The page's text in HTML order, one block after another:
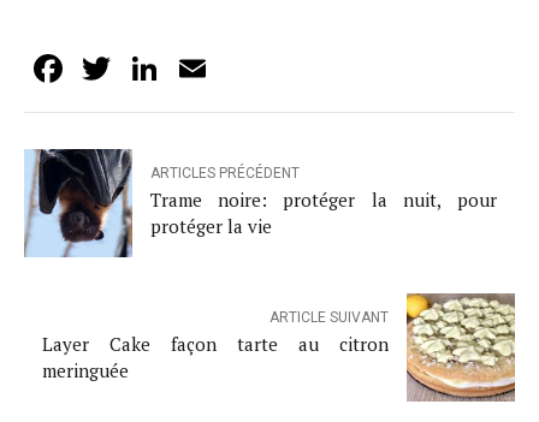
Facebook
TwitterLinkedIn
ARTICLES PRÉCÉDENT
Trame noire: protéger la nuit, pour
protéger la vie
ARTICLE SUIVANT
Layer Cake façon tarte au citron
meringuée